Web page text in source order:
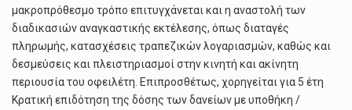
μακροπρόθεσμο τρόπο επιτυγχάνεται και η αναστολή των
διαδικασιών αναγκαστικής εκτέλεσης, όπως διαταγές
πληρωμής, κατασχέσεις τραπεζικών λογαριασμών, καθώς και
δεσμεύσεις και πλειστηριασμοί στην κινητή και ακίνητη
περιουσία του οφειλέτη. Επιπροσθέτως, χορηγείται για 5 έτη
Κρατική επιδότηση της δόσης των δανείων με υποθήκη /